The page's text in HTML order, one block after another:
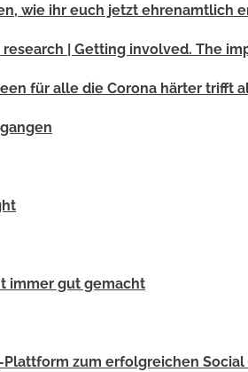
wie ihr euch jetzt ehrenamtlich
| Getting involved. The
für alle die Corona härter trifft
immer gut gemacht
zum erfolgreichen Social